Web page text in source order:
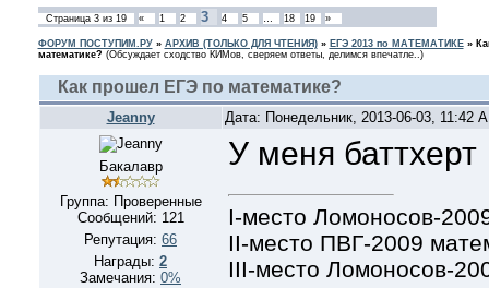
Страница 3из 19 « 1 2 3 4 5 … 18 19 »
ФОРУМ ПОСТУПИМ.РУ» АРХИВ (ТОЛЬКО ДЛЯ ЧТЕНИЯ)» ЕГЭ 2013 по МАТЕМАТИКЕ»
математике? (Обсуждает сходство КИМов, сверяем ответы, делимся впечатле..)
Как прошел ЕГЭ по математике?
Jeanny Дата: Понедельник, 2013-06-03, 11:42
Бакалавр
Группа: Проверенные
Сообщений: 121
Репутация: 66
Награды: 2
Замечания: 0%
У меня баттхерт
I-место Ломоносов-
II-место ПВГ-2009
III-место Ломоносов-